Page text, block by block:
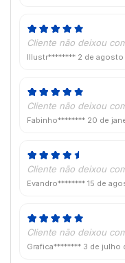
Cliente não deixou
Illustr******** 2 de
Cliente não deixou
Fabinho******** 20 de
Cliente não deixou
Evandro******** 15 de
Cliente não deixou
Grafica******** 3 de julho